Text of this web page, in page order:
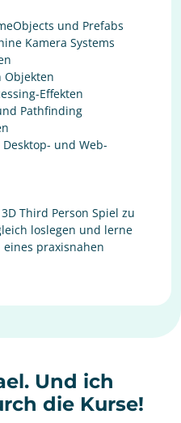
und Prefabs
Kamera Systems
Objekten
Effekten
Pathfinding
und Web-
Third Person Spiel zu
loslegen und lerne
praxisnahen
Und ich
die Kurse!